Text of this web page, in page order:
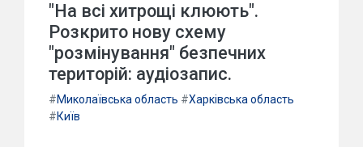
"На всі хитрощі клюють".
Розкрито нову схему
"розмінування" безпечних
територій: аудіозапис.
#Миколаївська область #Харківська область
#Київ